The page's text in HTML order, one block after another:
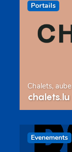
Portails
Chalets,
chalets.lu
Evenements